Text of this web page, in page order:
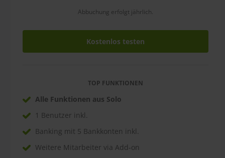
Abbuchung erfolgt jährlich.
Kostenlos testen
TOP FUNKTIONEN
Alle Funktionen aus Solo
1 Benutzer inkl.
Banking mit 5 Bankkonten inkl.
Weitere Mitarbeiter via Add-on